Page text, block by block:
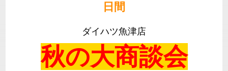
日間
ダイハツ魚津店
秋の大商談会